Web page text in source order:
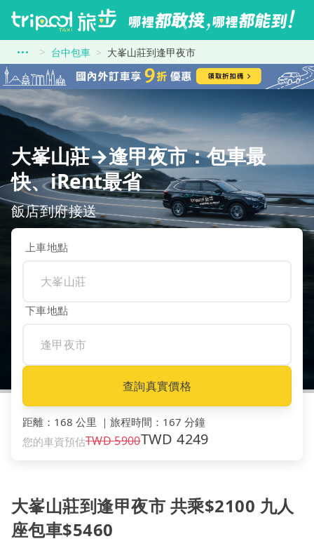
台中包車 大峯山莊到逢甲夜市
大峯山莊→逢甲夜市：包車最
快、iRent最省
飯店到府接送
上車地點
下車地點
查詢真實價格
距離 ： 168 公里 ｜ 旅程時間 ： 167 分鐘
您的車資預估TWD5900TWD4249
大峯山莊到逢甲夜市 共乘$2100 九人
座包車$5460